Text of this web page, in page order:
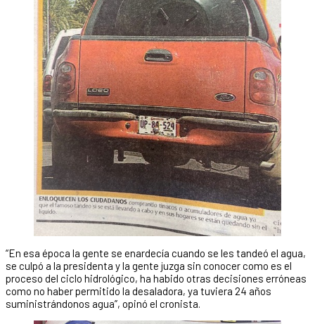
“En esa época la gente se enardecía cuando se les tandeó el agua,
se culpó a la presidenta y la gente juzga sin conocer como es el
proceso del ciclo hidrológico, ha habido otras decisiones erróneas
como no haber permitido la desaladora, ya tuviera 24 años
suministrándonos agua”, opinó el cronista.